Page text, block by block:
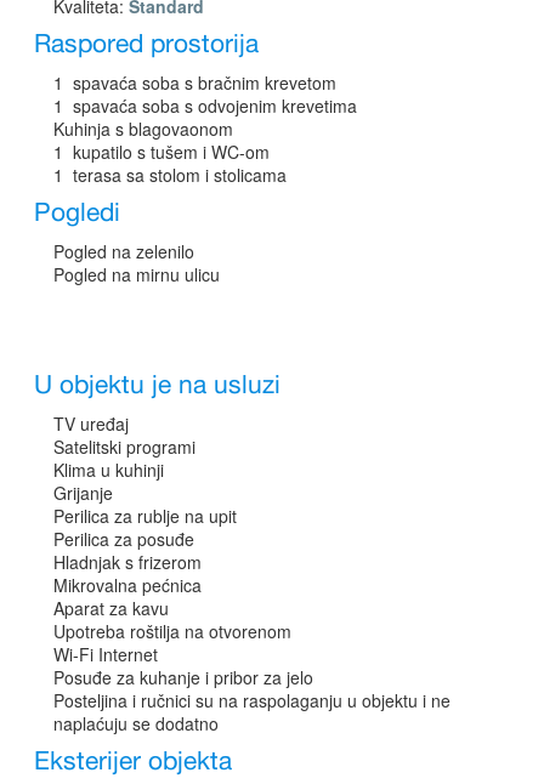
Kvaliteta: Standard
Raspored prostorija
1 spavaća soba s bračnim krevetom
1 spavaća soba s odvojenim krevetima
Kuhinja s blagovaonom
1 kupatilo s tušem i WC-om
1 terasa sa stolom i stolicama
Pogledi
Pogled na zelenilo
Pogled na mirnu ulicu
U objektu je na usluzi
TV uređaj
Satelitski programi
Klima u kuhinji
Grijanje
Perilica za rublje na upit
Perilica za posuđe
Hladnjak s frizerom
Mikrovalna pećnica
Aparat za kavu
Upotreba roštilja na otvorenom
Wi-Fi Internet
Posuđe za kuhanje i pribor za jelo
Posteljina i ručnici su na raspolaganju u objektu i ne
naplaćuju se dodatno
Eksterijer objekta